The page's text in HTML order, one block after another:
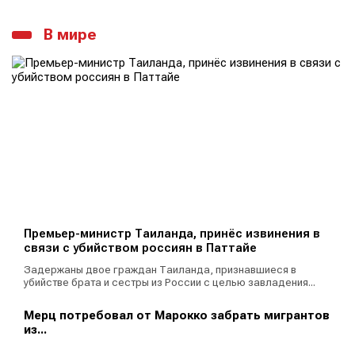
В мире
Премьер-министр Таиланда, принёс извинения в
связи с убийством россиян в Паттайе
Задержаны двое граждан Таиланда, признавшиеся в
убийстве брата и сестры из России с целью завладения...
Мерц потребовал от Марокко забрать мигрантов
из...